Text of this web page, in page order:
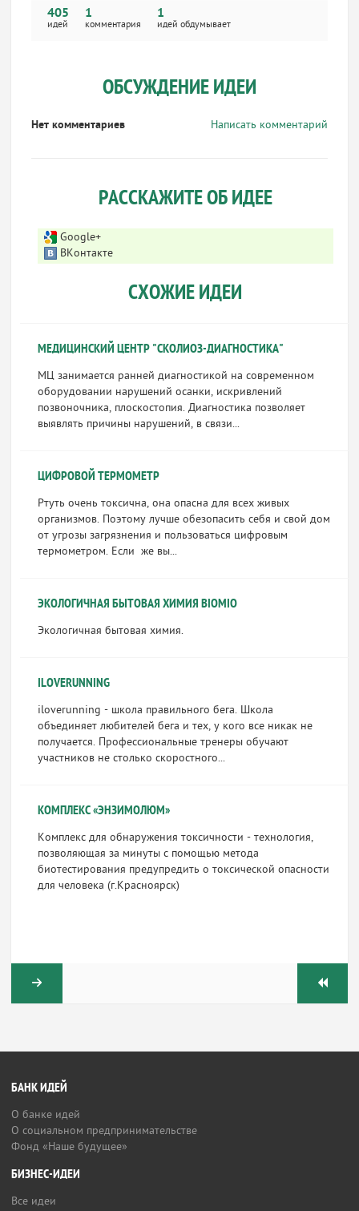
405
идей
1
комментария
1
идей обдумывает
ОБСУЖДЕНИЕ ИДЕИ
Написать комментарий
Нет комментариев
РАССКАЖИТЕ ОБ ИДЕЕ
Google+
ВКонтакте
СХОЖИЕ ИДЕИ
МЕДИЦИНСКИЙ ЦЕНТР "СКОЛИОЗ-ДИАГНОСТИКА"
МЦ занимается ранней диагностикой на современном
оборудовании нарушений осанки, искривлений
позвоночника, плоскостопия. Диагностика позволяет
выявлять причины нарушений, в связи...
ЦИФРОВОЙ ТЕРМОМЕТР
Ртуть очень токсична, она опасна для всех живых
организмов. Поэтому лучше обезопасить себя и свой дом
от угрозы загрязнения и пользоваться цифровым
термометром. Если же вы...
ЭКОЛОГИЧНАЯ БЫТОВАЯ ХИМИЯ BIOMIO
Экологичная бытовая химия.
ILOVERUNNING
iloverunning - школа правильного бега. Школа
объединяет любителей бега и тех, у кого все никак не
получается. Профессиональные тренеры обучают
участников не столько скоростного...
КОМПЛЕКС «ЭНЗИМОЛЮМ»
Комплекс для обнаружения токсичности - технология,
позволяющая за минуты с помощью метода
биотестирования предупредить о токсической опасности
для человека (г.Красноярск)
БАНК ИДЕЙ
О банке идей
О социальном предпринимательстве
Фонд «Наше будущее»
БИЗНЕС-ИДЕИ
Все идеи